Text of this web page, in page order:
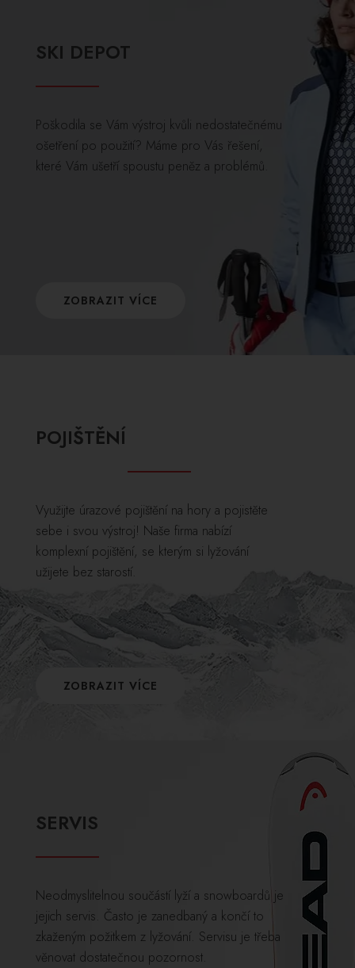
SKI DEPOT
Poškodila se Vám výstroj kvůli nedostatečnému
ošetření po použití? Máme pro Vás řešení,
které Vám ušetří spoustu peněz a problémů.
ZOBRAZIT VÍCE
POJIŠTĚNÍ
Využijte úrazové pojištění na hory a pojistěte
sebe i svou výstroj! Naše firma nabízí
komplexní pojištění, se kterým si lyžování
užijete bez starostí.
ZOBRAZIT VÍCE
SERVIS
Neodmyslitelnou součástí lyží a snowboardů je
jejich servis. Často je zanedbaný a končí to
zkaženým požitkem z lyžování. Servisu je třeba
věnovat dostatečnou pozornost.